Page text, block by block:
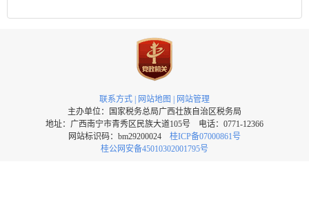
联系方式 | 网站地图 | 网站管理
主办单位：国家税务总局广西壮族自治区税务局
地址：广西南宁市青秀区民族大道105号 电话：0771-12366
网站标识码：bm29200024 桂ICP备07000861号
桂公网安备45010302001795号